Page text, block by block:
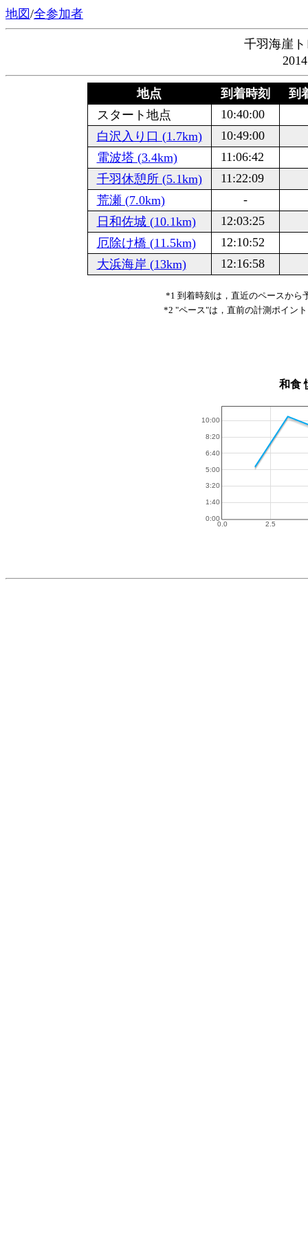
地図/全参加者
千羽海崖
地点 到着時刻
到
スタート地点
10:40:00
白沢入り口 (1.7km)
10:49:00
電波塔 (3.4km)
11:06:42
千羽休憩所 (5.1km)
11:22:09
荒瀬 (7.0km)
-
日和佐城 (10.1km)
12:03:25
厄除け橋 (11.5km)
12:10:52
大浜海岸 (13km)
12:16:58
*1 到着時刻は，直近のペースから
*2 "ペース"は，直前の計測ポイン
和食